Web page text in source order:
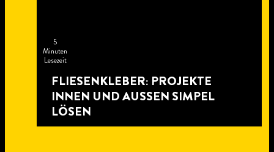
5
Minuten
Lesezeit
FLIESENKLEBER: PROJEKTE
INNEN UND AUSSEN SIMPEL L
ÖSEN